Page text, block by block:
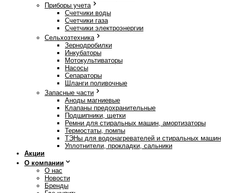
Приборы учета
Счетчики воды
Счетчики газа
Счетчики электроэнергии
Сельхозтехника
Зернодробилки
Инкубаторы
Мотокультиваторы
Насосы
Сепараторы
Шланги поливочные
Запасные части
Аноды магниевые
Клапаны предохранительные
Подшипники, щетки
Ремни для стиральных машин, амортизаторы
Термостаты, помпы
ТЭНы для водонагревателей и стиральных машин
Уплотнители, прокладки, сальники
Акции
О компании
О нас
Новости
Бренды